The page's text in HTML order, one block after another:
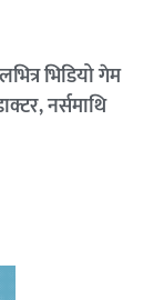
भिडियो गेम
नर्समाथि